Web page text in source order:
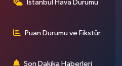
İstanbul Hava Durumu
Puan Durumu ve Fikstür
Son Dakika Haberleri